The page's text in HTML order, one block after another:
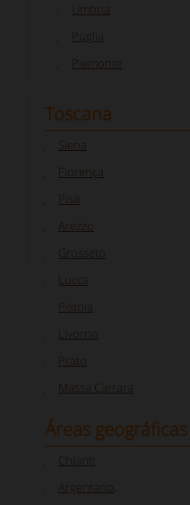
Umbria
Puglia
Piemonte
Toscana
Siena
Florença
Pisa
Arezzo
Grosseto
Lucca
Pistoia
Livorno
Prato
Massa Carrara
Áreas geográficas
Chianti
Argentario